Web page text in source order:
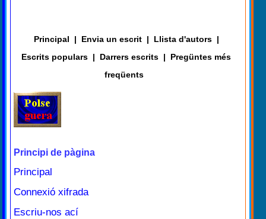
Principal | Envia un escrit | Llista d'autors |
Escrits populars | Darrers escrits |
Pregüntes més
freqüents
Principi de pàgina
Principal
Connexió xifrada
Escriu-nos ací